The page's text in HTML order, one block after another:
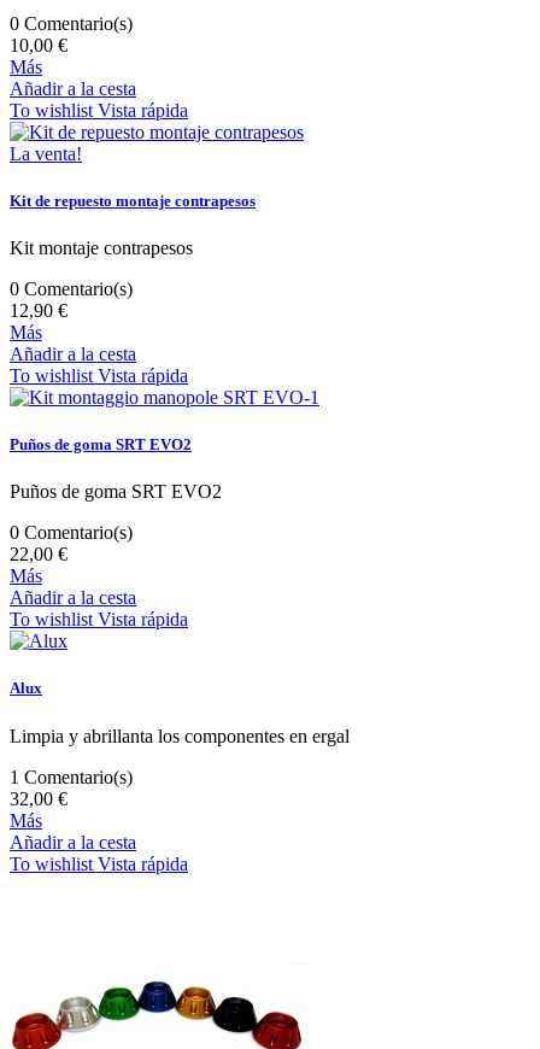
0 Comentario(s)
10,00 €
Más
Añadir a la cesta
To wishlist Vista rápida
La venta!
Kit de repuesto montaje contrapesos
Kit montaje contrapesos
0 Comentario(s)
12,90 €
Más
Añadir a la cesta
To wishlist Vista rápida
Puños de goma SRT EVO2
Puños de goma SRT EVO2
0 Comentario(s)
22,00 €
Más
Añadir a la cesta
To wishlist Vista rápida
Alux
Limpia y abrillanta los componentes en ergal
1 Comentario(s)
32,00 €
Más
Añadir a la cesta
To wishlist Vista rápida